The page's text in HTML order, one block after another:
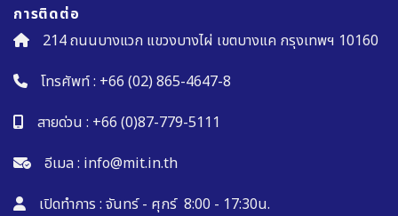
การติดต่อ
214 ถนนบางแวก แขวงบางไผ่ เขตบางแค กรุงเทพฯ 10160
โทรศัพท์ : +66 (02) 865-4647-8
สายด่วน : +66 (0)87-779-5111
อีเมล : info@mit.in.th
เปิดทำการ : จันทร์ - ศุกร์ 8:00 - 17:30น.